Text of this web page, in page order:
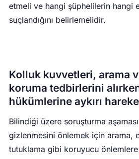
etmeli ve hangi şüphelilerin hangi
suçlandığını belirlemelidir.
Kolluk kuvvetleri, arama
koruma tedbirlerini
hükümlerine aykırı
Bilindiği üzere soruşturma
gizlenmesini önlemek için arama,
tutuklama gibi koruyucu